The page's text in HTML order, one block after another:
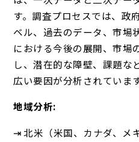
す。調査プロセスでは、政
ベル、過去のデータ、市場
における今後の展開、市場
し、潜在的な障壁、課題な
広い要因が分析されています
地域分析:
⇥ 北米（米国、カナダ、メ